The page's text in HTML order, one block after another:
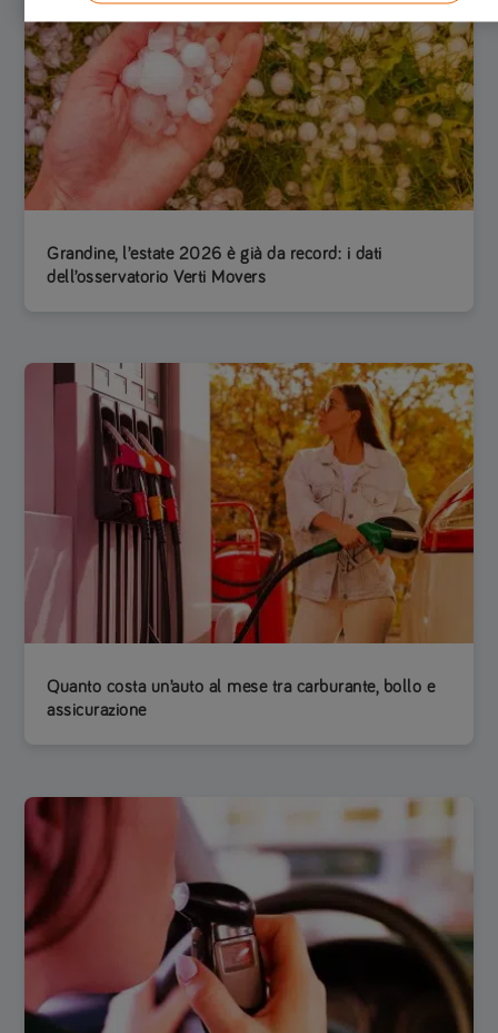
Grandine, l’estate 2026 è già da record: i dati
dell’osservatorio Verti Movers
Quanto costa un’auto al mese tra carburante, bollo e
assicurazione